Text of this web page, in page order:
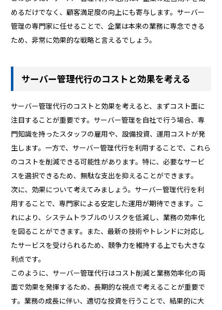
めるだけでなく、顧客満足度の向上にも寄与します。サーバー
管理の専門家に任せることで、企業は本来の業務に専念できる
ため、非常に効果的な戦略と言えるでしょう。
サーバー管理代行のコストと効果を考える
サーバー管理代行のコストと効果を考えると、まずコスト面に
注目することが重要です。サーバー管理を自社で行う場合、専
門知識を持ったスタッフの雇用や、設備投資、運用コストが発
生します。一方で、サーバー管理代行を利用することで、これら
のコストを削減できる可能性があります。特に、必要なサービ
スを選択できるため、無駄な支出を抑えることができます。
次に、効果について考えてみましょう。サーバー管理代行を利
用することで、専門家による安定した運用が期待できます。こ
れにより、システムトラブルのリスクを低減し、業務の効率化
を図ることができます。また、最新の技術やトレンドに対応し
たサービスを受けられるため、競争力を維持する上でも大きな
利点です。
このように、サーバー管理代行はコスト削減と業務効率化の両
面で効果を発揮するため、長期的な視点で考えることが重要で
す。業務の成長に伴い、適切な投資を行うことで、結果的に大